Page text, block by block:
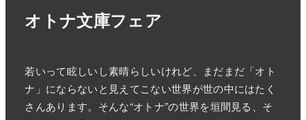
オトナ文庫フェア
若いって眩しいし素晴らしいけれど、まだまだ「オト
ナ」にならないと見えてこない世界が世の中にはたく
さんあります。そんな“オトナ”の世界を垣間見る、そ